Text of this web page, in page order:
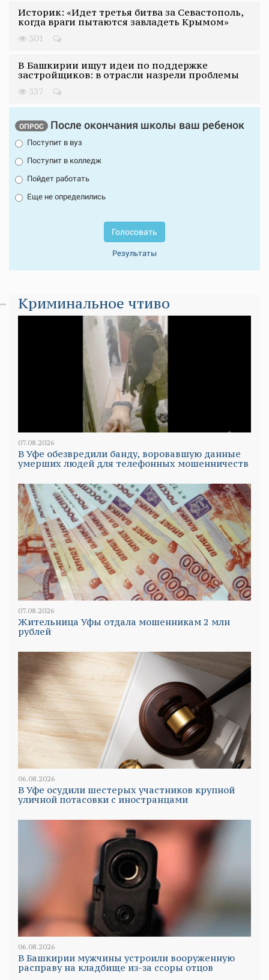
Историк: «Идет третья битва за Севастополь,
когда враги пытаются завладеть Крымом»
301
В Башкирии ищут идеи по поддержке
застройщиков: в отрасли назрели проблемы
337
ОПРОС После окончания школы ваш ребенок
Поступит в вуз
Поступит в колледж
Пойдет работать
Еще не определились
Голосовать
Результаты
Криминальное чтиво
07.08.2026
В Уфе обезвредили банду, воровавшую данные
умерших людей для телефонных мошенничеств
07.08.2026
Жительница Уфы отдала мошенникам 2 млн
рублей
06.08.2026
В Уфе осудили шестерых участников крупной
уличной потасовки с иностранцами
06.08.2026
В Башкирии мужчины устроили вооруженную
расправу на кладбище из-за ссоры отцов